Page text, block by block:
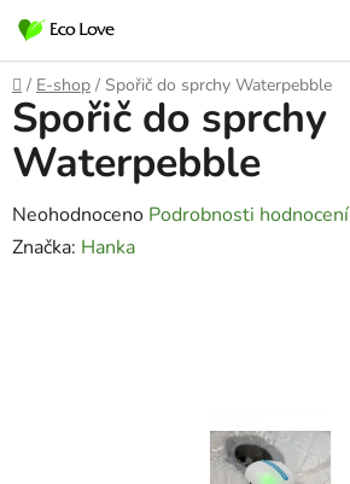
obsah
Domů
/ E-shop / Spořič do sprchy Waterpebble
Spořič do sprchy
Waterpebble
Průměrné
hodnocení
Neohodnoceno Podrobnosti hodnocení
Značka: Hanka